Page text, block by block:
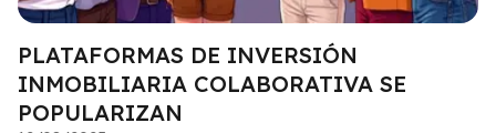
PLATAFORMAS DE INVERSIÓN
INMOBILIARIA COLABORATIVA SE
POPULARIZAN